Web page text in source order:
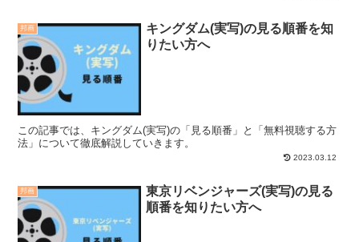
邦画
キングダム(実写)の見る順番を知
りたい方へ
この記事では、キングダム(実写)の「見る順番」と「無料視聴する方
法」について徹底解説していきます。
2023.03.12
邦画
東京リベンジャーズ(実写)の見る
順番を知りたい方へ